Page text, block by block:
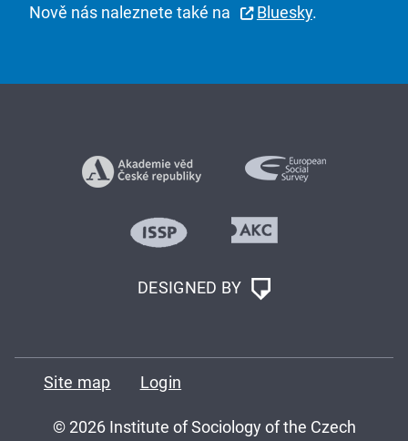
Nově nás naleznete také na Bluesky.
DESIGNED BY
Site map Login
© 2026 Institute of Sociology of the Czech